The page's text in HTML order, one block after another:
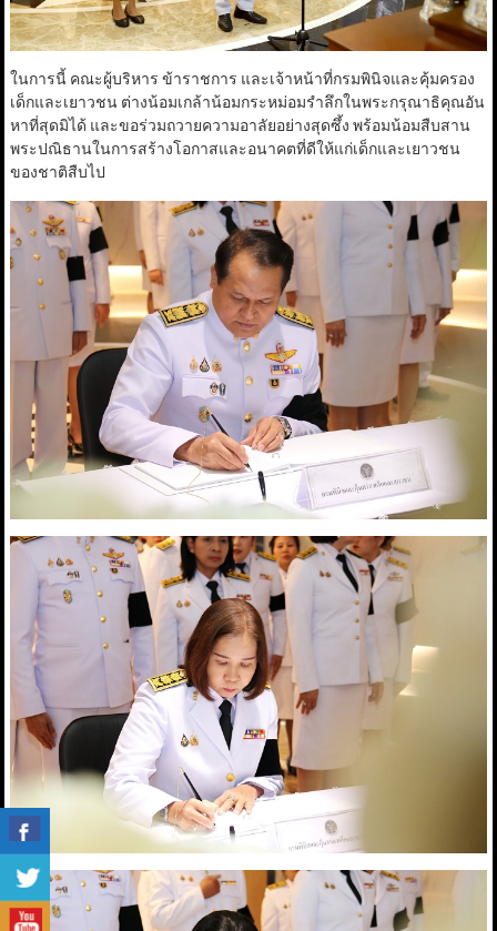
ในการนี้ คณะผู้บริหาร ข้าราชการ และเจ้าหน้าที่กรมพินิจและคุ้มครอง
เด็กและเยาวชน ต่างน้อมเกล้าน้อมกระหม่อมรำลึกในพระกรุณาธิคุณอัน
หาที่สุดมิได้ และขอร่วมถวายความอาลัยอย่างสุดซึ้ง พร้อมน้อมสืบสาน
พระปณิธานในการสร้างโอกาสและอนาคตที่ดีให้แก่เด็กและเยาวชน
ของชาติสืบไป